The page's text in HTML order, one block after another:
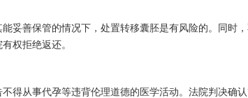
妥善保管的情况下，处置转移囊胚是有风险的。同时
权拒绝返还。
得从事代孕等违背伦理道德的医学活动。法院判决确